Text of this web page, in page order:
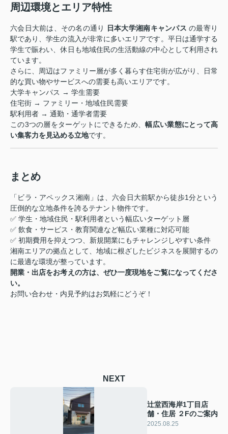
周辺環境とエリア特性
六会日大前は、その名の通り 日本大学湘南キャンパス の最寄り
駅であり、学生の流入が非常に多いエリアです。平日は通学する
学生で賑わい、休日も地域住民の生活動線の中心として利用され
ています。
さらに、周辺はファミリー層が多く暮らす住宅街が広がり、日常
的な買い物やサービスへの需要も高いエリアです。
大学キャンパス → 学生需要
住宅街 → ファミリー・地域住民需要
駅利用者 → 通勤・通学者需要
この3つの層をターゲットにできるため、幅広い業態にとって高
い集客力を見込める立地です。
まとめ
「ビラ・アペックス湘南」は、六会日大前駅から徒歩1分という
圧倒的な立地条件を誇るテナント物件です。
✅ 学生・地域住民・駅利用者という幅広いターゲット層
✅ 飲食・サービス・教育関連など幅広い業種に対応可能
✅ 初期費用を抑えつつ、新規開業にもチャレンジしやすい条件
湘南エリアの拠点として、地域に根ざしたビジネスを展開するの
に最適な環境が整っています。
開業・出店をお考えの方は、ぜひ一度現地をご覧になってくださ
い。
お問い合わせ・内見予約はお気軽にどうぞ！
NEXT
辻堂西海岸1丁目店
舗・住居 ２Fのご案内
2025.08.25